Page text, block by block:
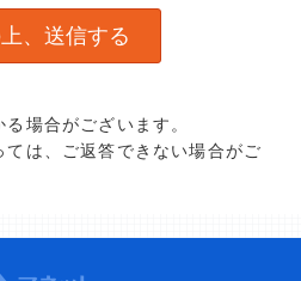
場合がございます。
は、ご返答できない場合がご